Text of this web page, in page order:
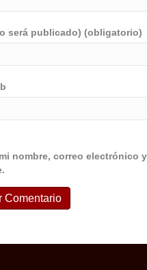
será publicado) (obligatorio)
nombre, correo electrónico